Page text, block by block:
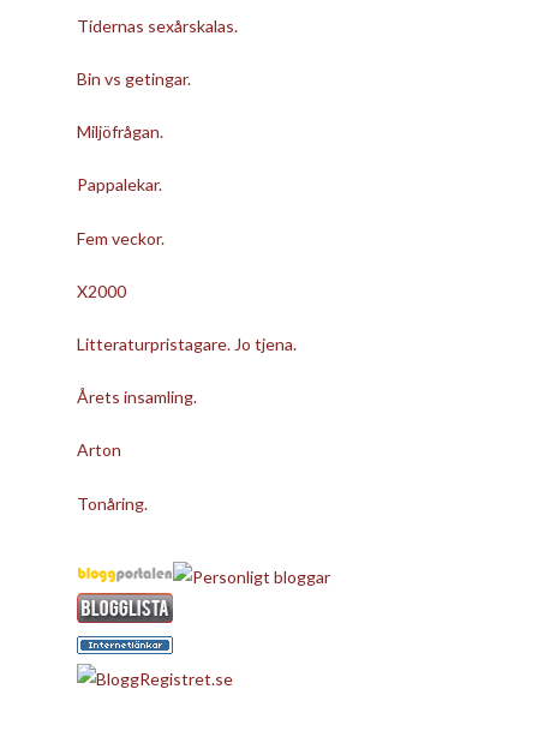
Tidernas sexårskalas.
Bin vs getingar.
Miljöfrågan.
Pappalekar.
Fem veckor.
X2000
Litteraturpristagare. Jo tjena.
Årets insamling.
Arton
Tonåring.